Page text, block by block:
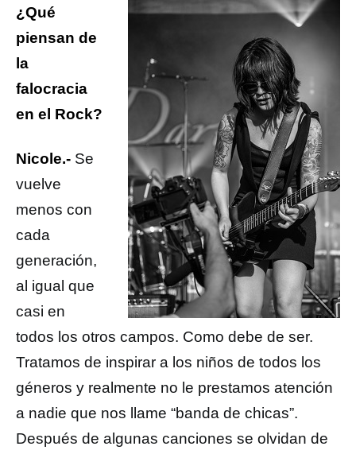
¿Qué
piensan de
la
falocracia
en el Rock?
Nicole.- Se
vuelve
menos con
cada
generación,
al igual que
casi en
todos los otros campos. Como debe de ser.
Tratamos de inspirar a los niños de todos los
géneros y realmente no le prestamos atención
a nadie que nos llame “banda de chicas”.
Después de algunas canciones se olvidan de